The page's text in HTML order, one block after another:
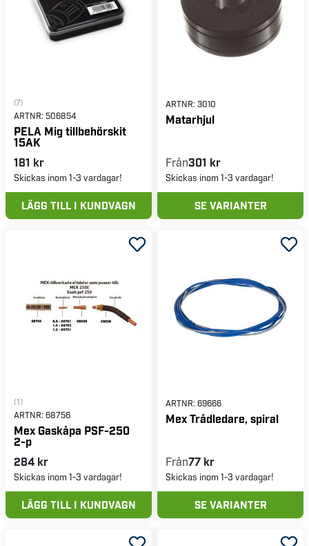
(7)
ARTNR: 506854
PELA Mig tillbehörskit
15AK
181 kr
Skickas inom 1-3 vardagar!
LÄGG TILL I KUNDVAGN
ARTNR: 3010
Matarhjul
Från301 kr
Skickas inom 1-3 vardagar!
SE VARIANTER
(1)
ARTNR: 68756
Mex Gaskåpa PSF-250
2-p
284 kr
Skickas inom 1-3 vardagar!
LÄGG TILL I KUNDVAGN
ARTNR: 69666
Mex Trådledare, spiral
Från77 kr
Skickas inom 1-3 vardagar!
SE VARIANTER